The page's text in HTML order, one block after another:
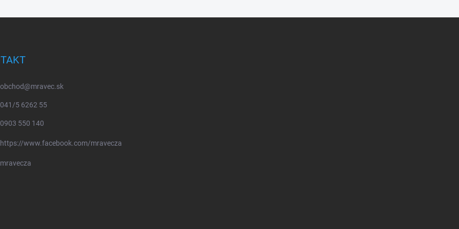
obchod@mravec.sk
041/5 6262 55
0903 550 140
https://www.facebook.com/mravecza
mravecza